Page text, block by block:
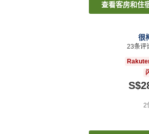
查看客房和住
很
23条评
2